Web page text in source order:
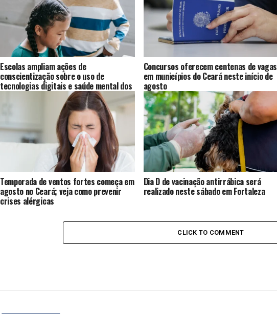
Escolas ampliam ações de
conscientização sobre o uso de
tecnologias digitais e saúde mental dos
Concursos oferecem centenas de vagas
em municípios do Ceará neste início de
agosto
Temporada de ventos fortes começa em
agosto no Ceará; veja como prevenir
crises alérgicas
Dia D de vacinação antirrábica será
realizado neste sábado em Fortaleza
CLICK TO COMMENT